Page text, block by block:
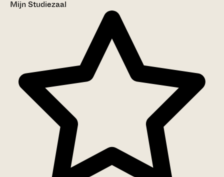
Mijn Studiezaal